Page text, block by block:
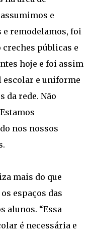
e
e remodelamos, foi
creches públicas e
hoje e foi assim
escolar e uniforme
da rede. Não
nos nossos
mais do que
espaços das
alunos. “Essa
é necessária e